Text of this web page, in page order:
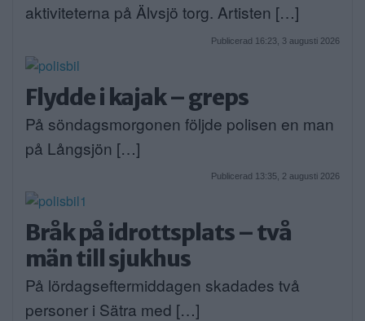
aktiviteterna på Älvsjö torg. Artisten […]
Publicerad 16:23, 3 augusti 2026
Flydde i kajak – greps
På söndagsmorgonen följde polisen en man
på Långsjön […]
Publicerad 13:35, 2 augusti 2026
Bråk på idrottsplats – två
män till sjukhus
På lördagseftermiddagen skadades två
personer i Sätra med […]